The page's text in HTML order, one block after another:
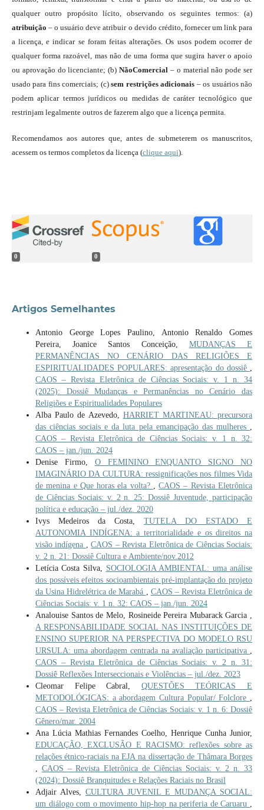
qualquer outro propósito lícito, observando os seguintes termos: (a)
atribuição – o usuário deve atribuir o devido crédito, fornecer um link para
a licença, e indicar se foram feitas alterações. Os usos podem ocorrer de
qualquer forma razoável, mas não de uma forma que sugira haver o apoio
ou aprovação do licenciante; (b)NãoComercial – o material não pode ser
usado para fins comerciais; (c)sem restrições adicionais – os usuários não
podem aplicar termos jurídicos ou medidas de caráter tecnológico que
restrinjam legalmente outros de fazerem algo que a licença permita.
Recomendamos aos autores que, antes de submeterem os manuscritos,
acessem os termos completos da licença (clique aqui).
0 0
Artigos Semelhantes
Antonio George Lopes Paulino, Antonio Renaldo Gomes
Pereira, Joanice Santos Conceição, MUDANÇAS E
PERMANÊNCIAS NO CENÁRIO DAS RELIGIÕES E
ESPIRITUALIDADES POPULARES: apresentação do dossiê
CAOS – Revista Eletrônica de Ciências Sociais: v. 1 n. 34
(2025): Dossiê Mudanças e Permanências no Cenário das
Religiões e Espiritualidades Populares
Alba Paulo de Azevedo, HARRIET MARTINEAU: precursora
das ciências sociais e da luta pela emancipação das mulheres
CAOS – Revista Eletrônica de Ciências Sociais: v. 1 n. 32:
CAOS – jan./jun. 2024
Denise Firmo, O FEMININO ENQUANTO SIGNO NO
IMAGINÁRIO DA CULTURA: ressignificações nos filmes Vida
de menina e Que horas ela volta?
,CAOS – Revista Eletrônica
de Ciências Sociais: v. 2 n. 25: Dossiê Juventude, participação
política e educação – jul./dez. 2020
Ivys Medeiros da Costa,TUTELA DO ESTADO E
AUTONOMIA INDÍGENA: a territorialidade e os direitos na
visão indígena
,CAOS – Revista Eletrônica de Ciências Sociais:
v. 2 n. 21: Dossiê Cultura e Ambiente/nov.2012
Letícia Costa Silva, SOCIOLOGIA AMBIENTAL: uma análise
dos possíveis efeitos socioambientais pré-implantação do projeto
da Usina Hidrelétrica de Marabá
CAOS – Revista Eletrônica de
Ciências Sociais: v. 1 n. 32: CAOS – jan./jun. 2024
Analouise Santos de Melo, Rosineide Pereira Mubarack Garcia ,
A RESPONSABILIDADE SOCIAL NAS INSTITUIÇÕES DE
ENSINO SUPERIOR NA PERSPECTIVA DO MODELO RSU
URSULA: uma abordagem centrada na avaliação participativa
CAOS – Revista Eletrônica de Ciências Sociais: v. 2 n. 31:
Dossiê Reflexões Interseccionais e Violências – jul./dez. 2023
Cleomar Felipe Cabral, QUESTÕES TEÓRICAS E
METODOLÓGICAS: a abordagem Cultura Popular/ Folclore
CAOS – Revista Eletrônica de Ciências Sociais: v. 1 n. 6: Dossiê
Gênero/mar. 2004
Ana Lúcia Mathias Fernandes Coelho, Henrique Cunha Junior,
EDUCAÇÃO, EXCLUSÃO E RACISMO: reflexões sobre as
relações étnico-raciais na EJA na dissertação de Thâmara Borges
CAOS – Revista Eletrônica de Ciências Sociais: v. 2 n. 33
(2024): Dossiê Branquitudes e Relações Raciais no Brasil
Adjair Alves, CULTURA JUVENIL E MUDANÇA SOCIAL:
um diálogo com o movimento hip-hop na periferia de Caruaru